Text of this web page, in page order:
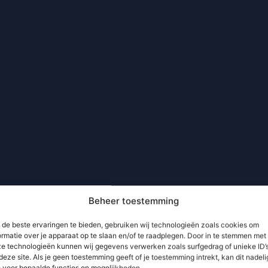
Beheer toestemming
de beste ervaringen te bieden, gebruiken wij technologieën zoals cookies om
over je apparaat op te slaan en/of te raadplegen. Door in te stemmen met
technologieën kunnen wij gegevens verwerken zoals surfgedrag of unieke
site. Als je geen toestemming geeft of je toestemming intrekt, kan dit